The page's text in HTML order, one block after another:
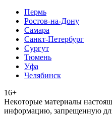
Пермь
Ростов-на-Дону
Самара
Санкт-Петербург
Сургут
Тюмень
Уфа
Челябинск
16+
Heкoтopыe мaтepиaлы
инфopмaцию, зaпpeщeнную